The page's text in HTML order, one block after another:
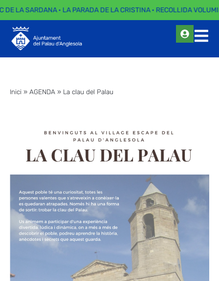
DE LA SARDANA · LA PARADA DE LA CRISTINA · RECOLLIDA
Inici » AGENDA » La clau del Palau